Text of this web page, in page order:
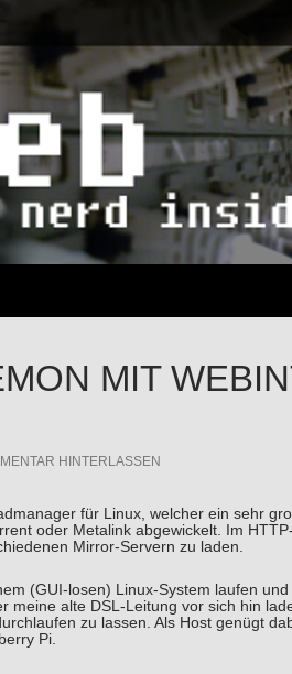
MIT
HINTERLASSEN
für Linux, welcher ein sehr
oder Metalink abgewickelt. Im
Mirror-Servern zu laden.
(GUI-losen) Linux-System laufen
meine alte DSL-Leitung vor sich hin
zu lassen. Als Host genügt
Pi.